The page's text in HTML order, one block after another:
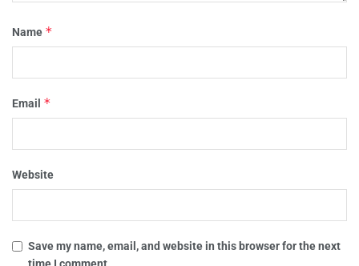
Name *
Email *
Website
Save my name, email, and website in this browser for the next